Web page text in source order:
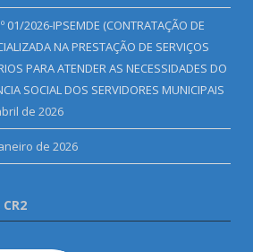
01/2026-IPSEMDE (CONTRATAÇÃO DE
NA PRESTAÇÃO DE SERVIÇOS
PARA ATENDER AS NECESSIDADES DO
SOCIAL DOS SERVIDORES MUNICIPAIS
de 2026
de 2026